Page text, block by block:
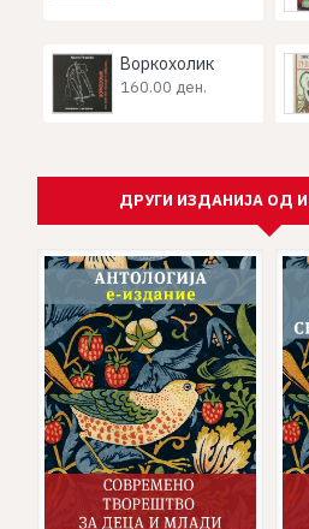
Воркохолик
160.00 ден.
ДРУГИ ИЗДАНИЈА ОД